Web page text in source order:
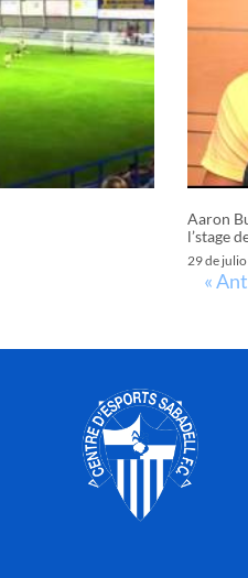
Aaron
l’stage
29 de
«